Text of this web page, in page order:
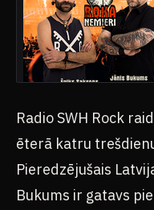
Radio SWH Rock
ēterā katru
Pieredzējušais
Bukums ir gatavs